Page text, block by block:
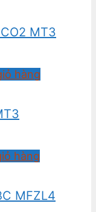
MT3
hàng
hàng
MFZL4